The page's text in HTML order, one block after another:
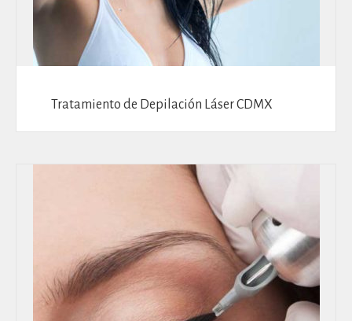
Tratamiento de Depilación Láser CDMX